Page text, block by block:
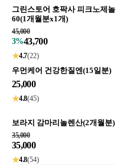
그린스토어 호팍사 피크노제놀
60(1개월분x1개)
45,000
3%43,700
★4.7(22)
우먼케어 건강한질엔(15일분)
25,000
★4.8(45)
보라지 감마리놀렌산(2개월분)
35,000
35,000
★4.8(54)